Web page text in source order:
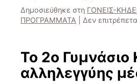
Δημοσιεύθηκε στη ΓΟΝΕΙΣ-
ΠΡΟΓΡΑΜΜΑΤΑ
Δεν
Το 2ο
αλληλεγγύης